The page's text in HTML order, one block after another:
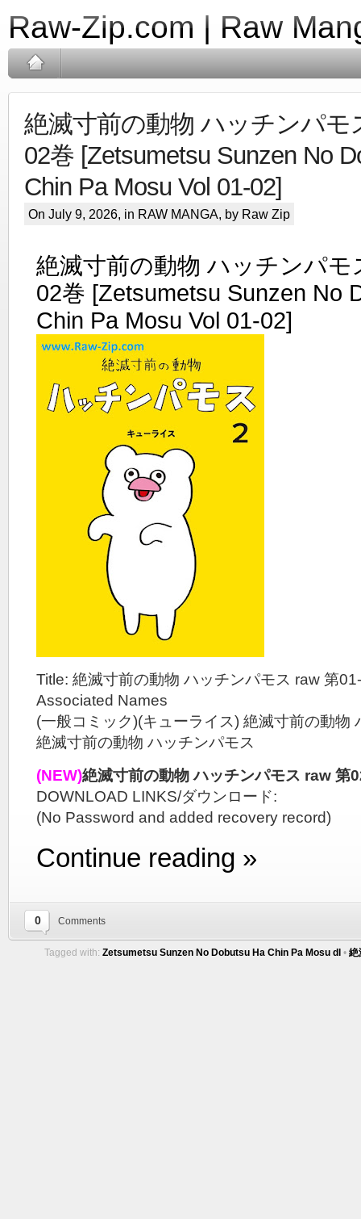
Raw-Zip.com | Raw
絶滅寸前の動物 ハッチンパモ
02巻 [Zetsumetsu Sunzen No
Chin Pa Mosu Vol 01-02]
On July 9, 2026, in RAW MANGA, by Raw Zip
絶滅寸前の動物 ハッチンパモ
02巻 [Zetsumetsu Sunzen No
Chin Pa Mosu Vol 01-02]
Title: 絶滅寸前の動物 ハッチンパモス raw 第
Associated Names
(一般コミック)(キューライス) 絶滅寸前の動物
絶滅寸前の動物 ハッチンパモス
(NEW)絶滅寸前の動物 ハッチンパモス raw 第
DOWNLOAD LINKS/ダウンロード:
(No Password and added recovery record)
Continue reading »
0 Comments
Tagged with: Zetsumetsu Sunzen No Dobutsu Ha Chin Pa Mosu dl • 絶